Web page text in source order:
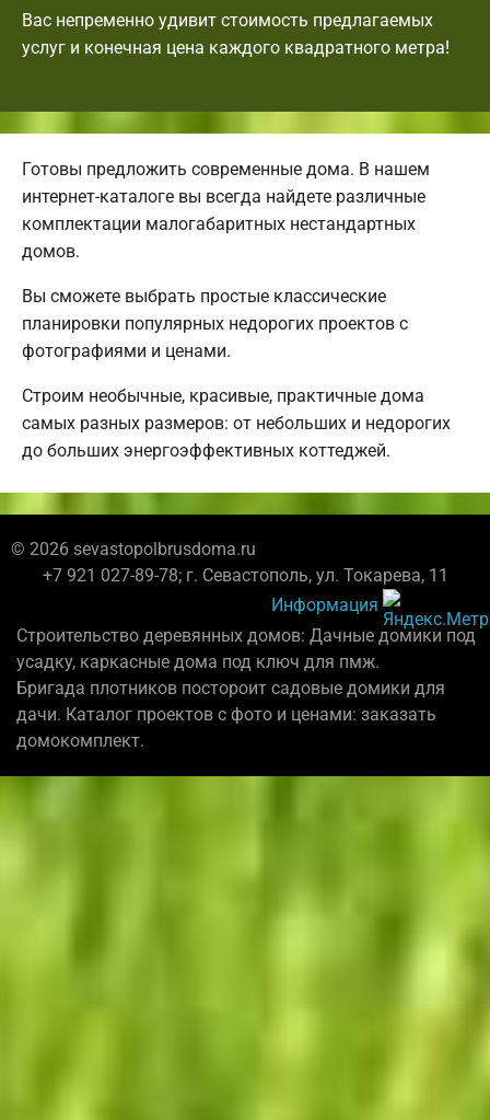
Вас непременно удивит стоимость предлагаемых
услуг и конечная цена каждого квадратного метра!
Готовы предложить современные дома. В нашем
интернет-каталоге вы всегда найдете различные
комплектации малогабаритных нестандартных
домов.
Вы сможете выбрать простые классические
планировки популярных недорогих проектов с
фотографиями и ценами.
Строим необычные, красивые, практичные дома
самых разных размеров: от небольших и недорогих
до больших энергоэффективных коттеджей.
© 2026 sevastopolbrusdoma.ru
+7 921 027-89-78; г. Севастополь, ул. Токарева, 11
Информация
Строительство деревянных домов: Дачные домики под
усадку, каркасные дома под ключ для пмж.
Бригада плотников постороит садовые домики для
дачи. Каталог проектов с фото и ценами: заказать
домокомплект.